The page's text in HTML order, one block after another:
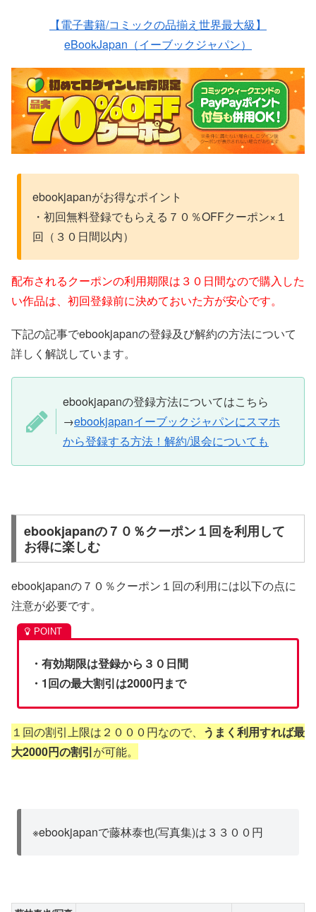
【電子書籍/コミックの品揃え世界最大級】
eBookJapan（イーブックジャパン）
ebookjapanがお得なポイント
・初回無料登録でもらえる７０％OFFクーポン×１
回（３０日間以内）
配布されるクーポンの利用期限は３０日間なので購入した
い作品は、初回登録前に決めておいた方が安心です。
下記の記事でebookjapanの登録及び解約の方法について
詳しく解説しています。
ebookjapanの登録方法についてはこちら
→ebookjapanイーブックジャパンにスマホ
から登録する方法！解約/退会についても
ebookjapanの７０％クーポン１回を利用して
お得に楽しむ
ebookjapanの７０％クーポン１回の利用には以下の点に
注意が必要です。
・有効期限は登録から３０日間
・1回の最大割引は2000円まで
１回の割引上限は２０００円なので、 うまく利用すれば最
大2000円の割引が可能。
※ebookjapanで藤林泰也(写真集)は３３００円